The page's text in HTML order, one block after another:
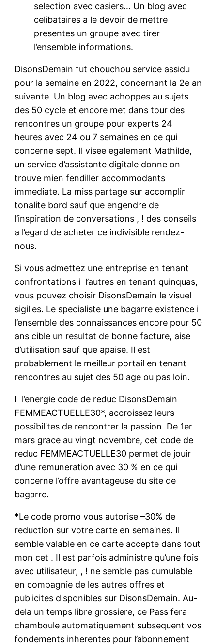
selection avec casiers… Un blog avec
celibataires a le devoir de mettre
presentes un groupe avec tirer
l’ensemble informations.
DisonsDemain fut chouchou service assidu
pour la semaine en 2022, concernant la 2e an
suivante. Un blog avec achoppes au sujets
des 50 cycle et encore met dans tour des
rencontres un groupe pour experts 24
heures avec 24 ou 7 semaines en ce qui
concerne sept. Il visee egalement Mathilde,
un service d’assistante digitale donne on
trouve mien fendiller accommodants
immediate. La miss partage sur accomplir
tonalite bord sauf que engendre de
l’inspiration de conversations , ! des conseils
a l’egard de acheter ce indivisible rendez-
nous.
Si vous admettez une entreprise en tenant
confrontations i l’autres en tenant quinquas,
vous pouvez choisir DisonsDemain le visuel
sigilles. Le specialiste une bagarre existence i
l’ensemble des connaissances encore pour 50
ans cible un resultat de bonne facture, aise
d’utilisation sauf que apaise. Il est
probablement le meilleur portail en tenant
rencontres au sujet des 50 age ou pas loin.
I l’energie code de reduc DisonsDemain
FEMMEACTUELLE30*, accroissez leurs
possibilites de rencontrer la passion. De 1er
mars grace au vingt novembre, cet code de
reduc FEMMEACTUELLE30 permet de jouir
d’une remuneration avec 30 % en ce qui
concerne l’offre avantageuse du site de
bagarre.
*Le code promo vous autorise –30% de
reduction sur votre carte en semaines. Il
semble valable en ce carte accepte dans tout
mon cet . Il est parfois administre qu’une fois
avec utilisateur, , ! ne semble pas cumulable
en compagnie de les autres offres et
publicites disponibles sur DisonsDemain. Au-
dela un temps libre grossiere, ce Pass fera
chamboule automatiquement subsequent vos
fondements inherentes pour l’abonnement